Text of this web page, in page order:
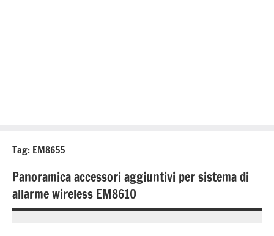
Tag: EM8655
Panoramica accessori aggiuntivi per sistema di
allarme wireless EM8610